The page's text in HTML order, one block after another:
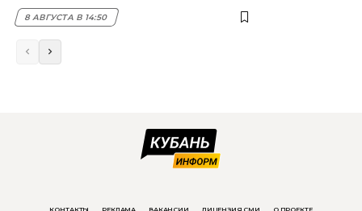
8 АВГУСТА В 14:50
КОНТАКТЫ РЕКЛАМА ВАКАНСИИ ЛИЦЕНЗИЯ СМИ О ПРОЕКТЕ